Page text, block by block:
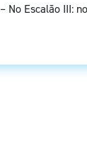
– No Escalão III: